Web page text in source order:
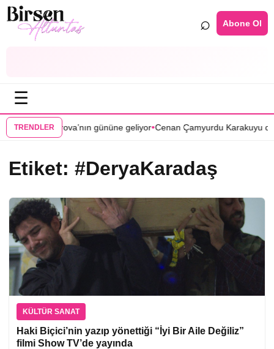
⌕ Abone Ol
☰
TRENDLER
Çukurova’nın gününe geliyor•Cenan Çamyurdu Karakuyu
Etiket: #DeryaKaradaş
KÜLTÜR SANAT
Haki Biçici’nin yazıp yönettiği “İyi Bir Aile Değiliz”
filmi Show TV’de yayında